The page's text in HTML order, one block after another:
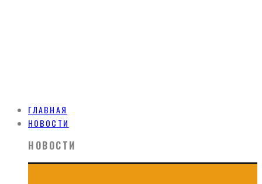
ГЛАВНАЯ
НОВОСТИ
НОВОСТИ